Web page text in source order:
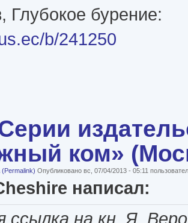
Глубокое бурение:
b/241250
ком»
Опубликовано вс, 07/04/2013 - 05:11
написал:
ссылка на кн. Я.